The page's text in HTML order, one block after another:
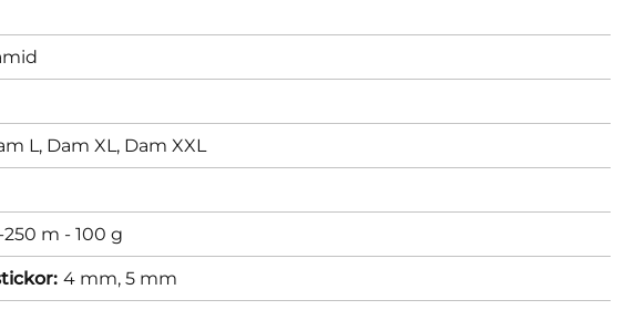
L, Dam XL, Dam XXL
m - 100 g
4 mm, 5 mm